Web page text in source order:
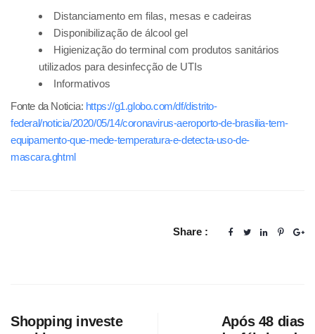
Distanciamento em filas, mesas e cadeiras
Disponibilização de álcool gel
Higienização do terminal com produtos sanitários
utilizados para desinfecção de UTIs
Informativos
Fonte da Noticia: https://g1.globo.com/df/distrito-
federal/noticia/2020/05/14/coronavirus-aeroporto-de-brasilia-tem-
equipamento-que-mede-temperatura-e-detecta-uso-de-
mascara.ghtml
Share :
Shopping investe
Após 48 dias